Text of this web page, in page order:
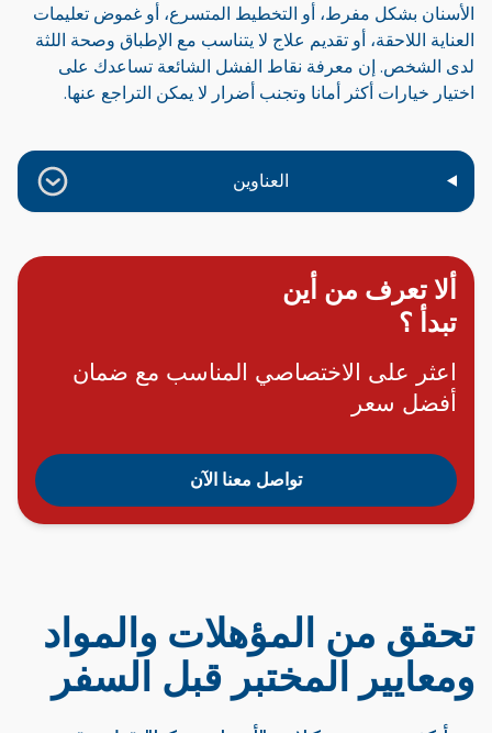
الأسنان بشكل مفرط، أو التخطيط المتسرع، أو غموض تعليمات
العناية اللاحقة، أو تقديم علاج لا يتناسب مع الإطباق وصحة اللثة
لدى الشخص. إن معرفة نقاط الفشل الشائعة تساعدك على
اختيار خيارات أكثر أمانا وتجنب أضرار لا يمكن التراجع عنها.
العناوين
ألا تعرف من أين
تبدأ ؟
اعثر على الاختصاصي المناسب مع ضمان
أفضل سعر
تواصل معنا الآن
تحقق من المؤهلات والمواد
ومعايير المختبر قبل السفر